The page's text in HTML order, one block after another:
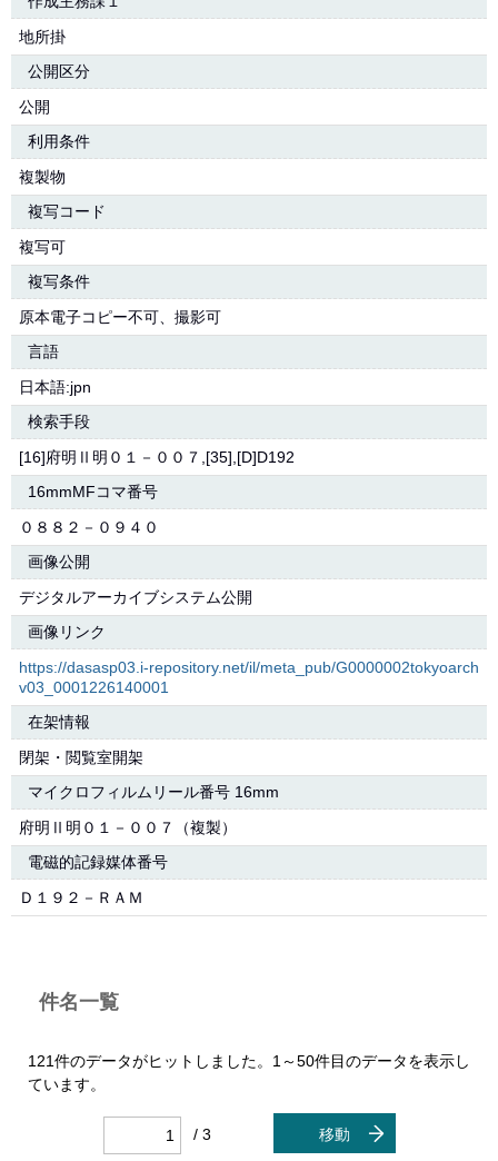
地所掛
公開区分
公開
利用条件
複製物
複写コード
複写可
複写条件
原本電子コピー不可、撮影可
言語
日本語:jpn
検索手段
[16]府明Ⅱ明０１－００７,[35],[D]D192
16mmMFコマ番号
０８８２－０９４０
画像公開
デジタルアーカイブシステム公開
画像リンク
https://dasasp03.i-repository.net/il/meta_pub/G0000002tokyoarch
v03_0001226140001
在架情報
閉架・閲覧室開架
マイクロフィルムリール番号 16mm
府明Ⅱ明０１－００７（複製）
電磁的記録媒体番号
Ｄ１９２－ＲＡＭ
件名一覧
121件のデータがヒットしました。1～50件目のデータを表示し
ています。
/ 3 移動